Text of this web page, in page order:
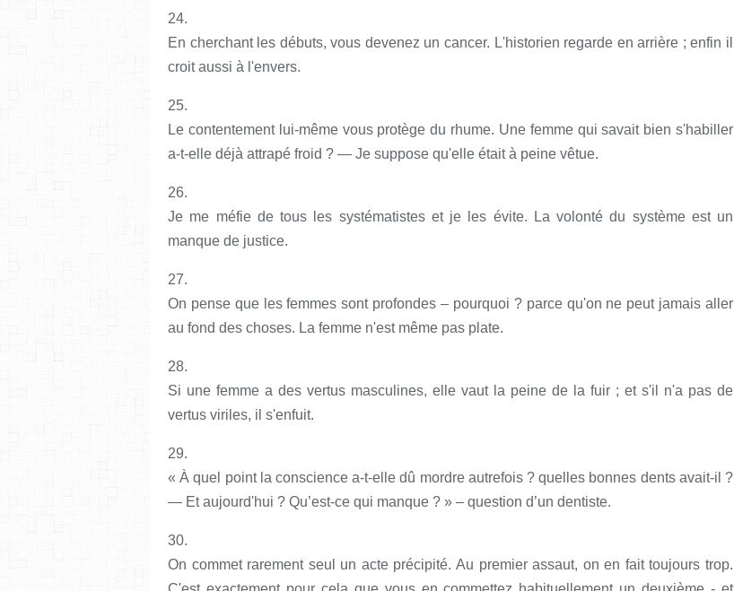
24.
En cherchant les débuts, vous devenez un cancer. L'historien regarde en arrière ; enfin il
croit aussi à l'envers.
25.
Le contentement lui-même vous protège du rhume. Une femme qui savait bien s'habiller
a-t-elle déjà attrapé froid ? — Je suppose qu'elle était à peine vêtue.
26.
Je me méfie de tous les systématistes et je les évite. La volonté du système est un
manque de justice.
27.
On pense que les femmes sont profondes – pourquoi ? parce qu'on ne peut jamais aller
au fond des choses. La femme n'est même pas plate.
28.
Si une femme a des vertus masculines, elle vaut la peine de la fuir ; et s'il n'a pas de
vertus viriles, il s'enfuit.
29.
« À quel point la conscience a-t-elle dû mordre autrefois ? quelles bonnes dents avait-il ?
— Et aujourd'hui ? Qu’est-ce qui manque ? » – question d’un dentiste.
30.
On commet rarement seul un acte précipité. Au premier assaut, on en fait toujours trop.